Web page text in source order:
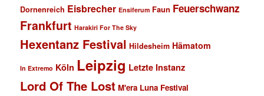
Dornenreich Eisbrecher Ensiferum Faun Feuerschwanz
Frankfurt Harakiri For The Sky
Hexentanz Festival Hildesheim Hämatom
In Extremo Köln Leipzig Letzte Instanz
Lord Of The Lost M'era Luna Festival